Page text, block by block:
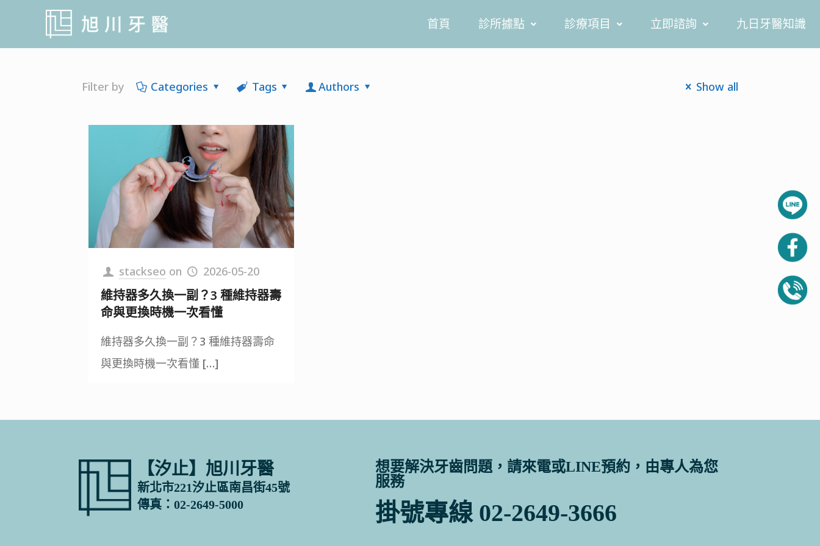
首頁 診所據點 診療項目 立即諮詢 九日牙醫知識
Filter by Categories Tags Authors Show all
stackseo on 2026-05-20
維持器多久換一副？3 種維持器壽
命與更換時機一次看懂
維持器多久換一副？3 種維持器壽命
與更換時機一次看懂[…]
【汐止】旭川牙醫
新北市221汐止區南昌街45號
傳真：02-2649-5000
想要解決牙齒問題，請來電或LINE預約，由專人為您
服務
掛號專線 02-2649-3666